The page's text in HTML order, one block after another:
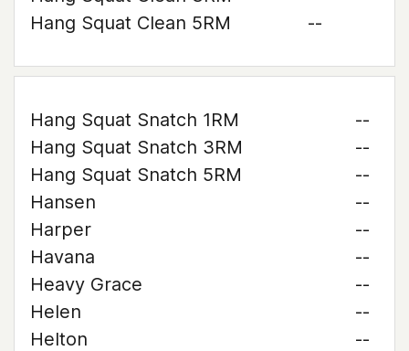
Hang Squat Clean 5RM
--
Hang Squat Snatch 1RM
--
Hang Squat Snatch 3RM
--
Hang Squat Snatch 5RM
--
Hansen
--
Harper
--
Havana
--
Heavy Grace
--
Helen
--
Helton
--